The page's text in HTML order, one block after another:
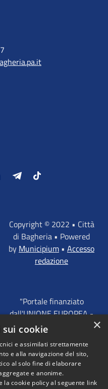
LinkedIn TelegramTiktok
Copyright © 2022 • Città
di Bagheria • Powered
by Municipium • Accesso
redazione
"Portale finanziato
dall'UNIONE EUROPEA -
FONDI STRUTTURALI
EUROPEI - Programma
Operativo FESR Sicilia
2014 - 2020 Agenda
Urbana ITI "Palermo -
×
cookie
e assimilati strettamente
e alla navigazione del sito,
al solo fine di elaborare
e anonime.
la cookie policy al seguente link